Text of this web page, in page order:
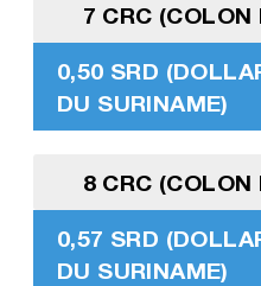
7 CRC (COLON
0,50 SRD
DU SURINAME)
8 CRC (COLON
0,57 SRD
DU SURINAME)